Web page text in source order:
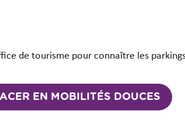
de tourisme pour connaître les
EN MOBILITÉS DOUCES